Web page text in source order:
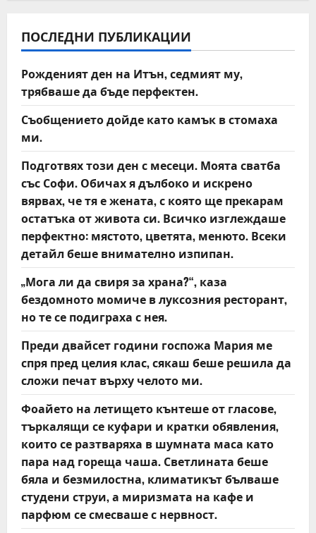
v
i
g
a
t
i
o
n
ПОСЛЕДНИ ПУБЛИКАЦИИ
Рожденият ден на Итън, седмият му,
трябваше да бъде перфектен.
Съобщението дойде като камък в стомаха
ми.
Подготвях този ден с месеци. Моята сватба
със Софи. Обичах я дълбоко и искрено
вярвах, че тя е жената, с която ще прекарам
остатъка от живота си. Всичко изглеждаше
перфектно: мястото, цветята, менюто. Всеки
детайл беше внимателно изпипан.
„Мога ли да свиря за храна?“, каза
бездомното момиче в луксозния ресторант,
но те се подиграха с нея.
Преди двайсет години госпожа Мария ме
спря пред целия клас, сякаш беше решила да
сложи печат върху челото ми.
Фоайето на летището кънтеше от гласове,
търкалящи се куфари и кратки обявления,
които се разтваряха в шумната маса като
пара над гореща чаша. Светлината беше
бяла и безмилостна, климатикът бълваше
студени струи, а миризмата на кафе и
парфюм се смесваше с нервност.